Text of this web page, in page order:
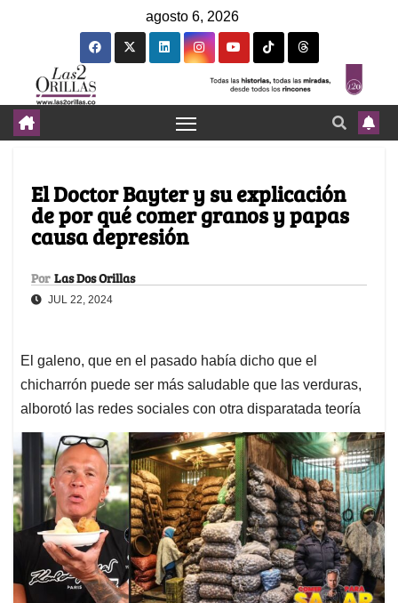
agosto 6, 2026
El Doctor Bayter y su explicación
de por qué comer granos y papas
causa depresión
Por Las Dos Orillas
JUL 22, 2024
El galeno, que en el pasado había dicho que el
chicharrón puede ser más saludable que las verduras,
alborotó las redes sociales con otra disparatada teoría